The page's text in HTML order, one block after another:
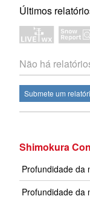
Últimos
Não há
Submete um
Shimokura
Profundidade da
Profundidade da